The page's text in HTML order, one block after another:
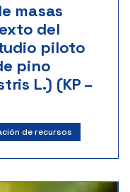
masas
del
piloto
pino
L.) (KP –
de recursos